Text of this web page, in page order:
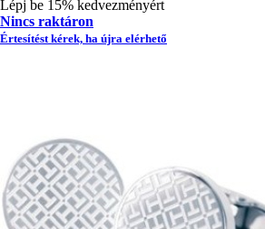
Lépj be 15% kedvezményért
Nincs raktáron
Értesítést kérek, ha újra elérhető